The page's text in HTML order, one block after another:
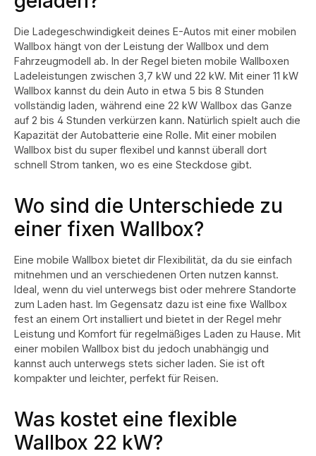
Die Ladegeschwindigkeit deines E-Autos mit einer mobilen
Wallbox hängt von der Leistung der Wallbox und dem
Fahrzeugmodell ab. In der Regel bieten mobile Wallboxen
Ladeleistungen zwischen 3,7 kW und 22 kW. Mit einer 11 kW
Wallbox kannst du dein Auto in etwa 5 bis 8 Stunden
vollständig laden, während eine 22 kW Wallbox das Ganze
auf 2 bis 4 Stunden verkürzen kann. Natürlich spielt auch die
Kapazität der Autobatterie eine Rolle. Mit einer mobilen
Wallbox bist du super flexibel und kannst überall dort
schnell Strom tanken, wo es eine Steckdose gibt.
Wo sind die Unterschiede zu
einer fixen Wallbox?
Eine mobile Wallbox bietet dir Flexibilität, da du sie einfach
mitnehmen und an verschiedenen Orten nutzen kannst.
Ideal, wenn du viel unterwegs bist oder mehrere Standorte
zum Laden hast. Im Gegensatz dazu ist eine fixe Wallbox
fest an einem Ort installiert und bietet in der Regel mehr
Leistung und Komfort für regelmäßiges Laden zu Hause. Mit
einer mobilen Wallbox bist du jedoch unabhängig und
kannst auch unterwegs stets sicher laden. Sie ist oft
kompakter und leichter, perfekt für Reisen.
Was kostet eine flexible
Wallbox 22 kW?